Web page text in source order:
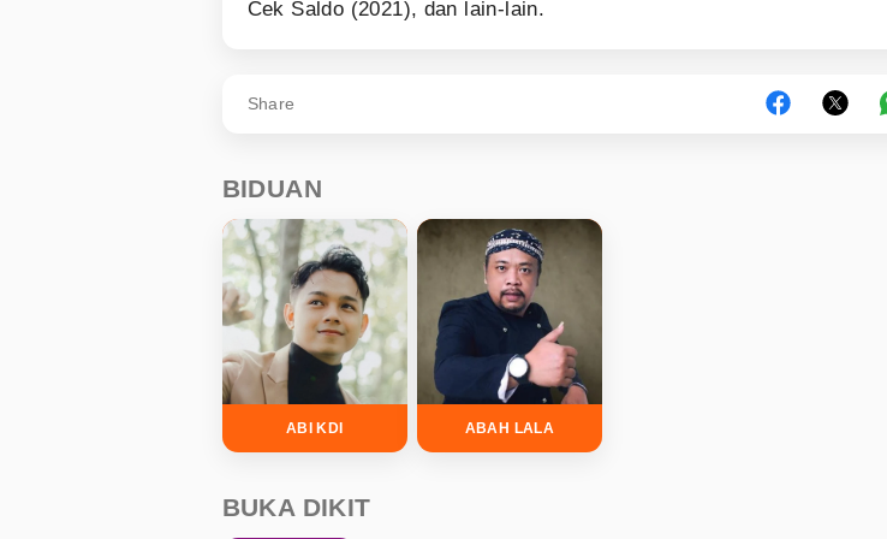
Cek Saldo (2021), dan lain-lain.
Share
BIDUAN
ABI KDI ABAH LALA
BUKA DIKIT